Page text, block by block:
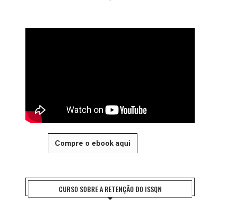
Compre o ebook aqui
CURSO SOBRE A RETENÇÃO DO ISSQN